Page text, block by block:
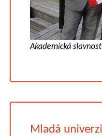
Akademická
Mladá